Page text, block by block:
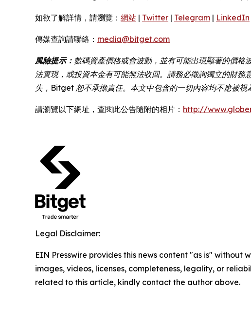
如欲了解詳情，請瀏覽： 網站 | Twitter | Telegram | LinkedIn
傳媒查詢請聯絡： media@bitget.com
風險提示： 數碼資產價格或會波動，並有可能出現顯著的價
法實現，或投資本金有可能無法收回。請務必徵詢獨立的財
失，Bitget 恕不承擔責任。本文中包含的一切內容均不應被
請瀏覽以下網址，查閱此公告隨附的相片： http://
Legal Disclaimer:
EIN Presswire provides this news content "as is"
images, videos, licenses, completeness, legality, or
related to this article, kindly contact the author above.